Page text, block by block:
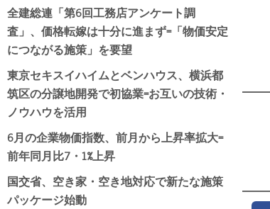
全建総連「第6回工務店アンケート調
査」、価格転嫁は十分に進まず=「物価安定
につながる施策」を要望
東京セキスイハイムとベンハウス、横浜都
筑区の分譲地開発で初協業=お互いの技術・
ノウハウを活用
6月の企業物価指数、前月から上昇率拡大=
前年同月比7・1%上昇
国交省、空き家・空き地対応で新たな施策
パッケージ始動